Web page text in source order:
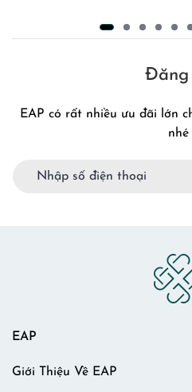
Đăng
EAP có rất nhiều ưu đãi lớn
nhé
EAP
Giới Thiệu Về EAP